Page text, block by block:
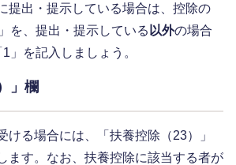
提出・提示している場合は、控除の
を、提出・提示している 以外の場合
」を記入しましょう。
」欄
ける場合には、「扶養控除（23）」
ます。なお、扶養控除に該当する者が